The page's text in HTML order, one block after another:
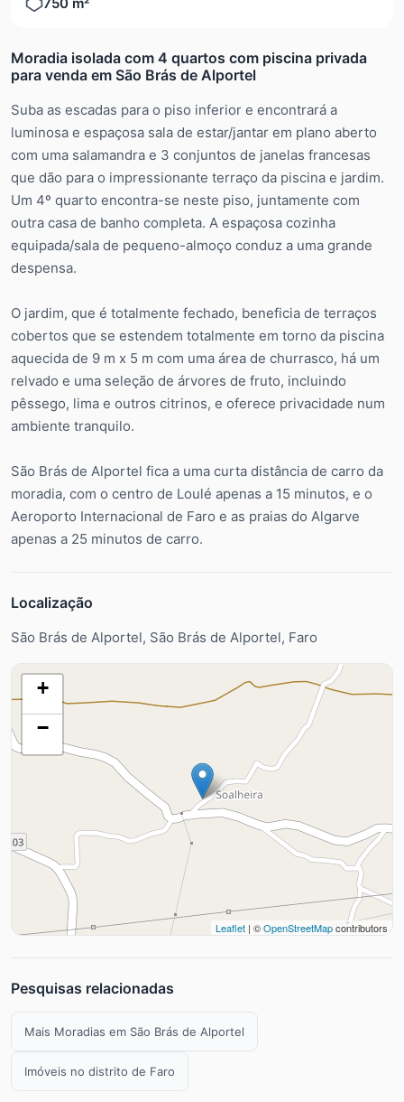
Moradia isolada com 4 quartos com piscina privada
para venda em São Brás de Alportel
Suba as escadas para o piso inferior e encontrará a
luminosa e espaçosa sala de estar/jantar em plano aberto
com uma salamandra e 3 conjuntos de janelas francesas
que dão para o impressionante terraço da piscina e jardim.
Um 4º quarto encontra-se neste piso, juntamente com
outra casa de banho completa. A espaçosa cozinha
equipada/sala de pequeno-almoço conduz a uma grande
despensa.
O jardim, que é totalmente fechado, beneficia de terraços
cobertos que se estendem totalmente em torno da piscina
aquecida de 9 m x 5 m com uma área de churrasco, há um
relvado e uma seleção de árvores de fruto, incluindo
pêssego, lima e outros citrinos, e oferece privacidade num
ambiente tranquilo.
São Brás de Alportel fica a uma curta distância de carro da
moradia, com o centro de Loulé apenas a 15 minutos, e o
Aeroporto Internacional de Faro e as praias do Algarve
apenas a 25 minutos de carro.
Localização
São Brás de Alportel, São Brás de Alportel, Faro
+
−
Leaflet | ©OpenStreetMapcontributors
Pesquisas relacionadas
Mais Moradias em São Brás de Alportel
Imóveis no distrito de Faro